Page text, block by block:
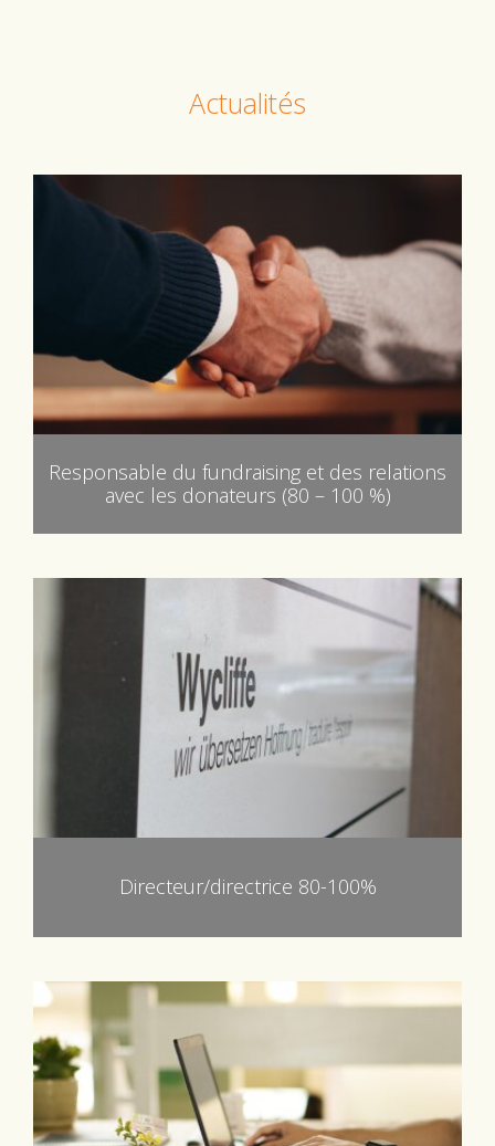
Actualités
Responsable du fundraising et des relations
avec les donateurs (80 – 100 %)
Directeur/directrice 80-100%